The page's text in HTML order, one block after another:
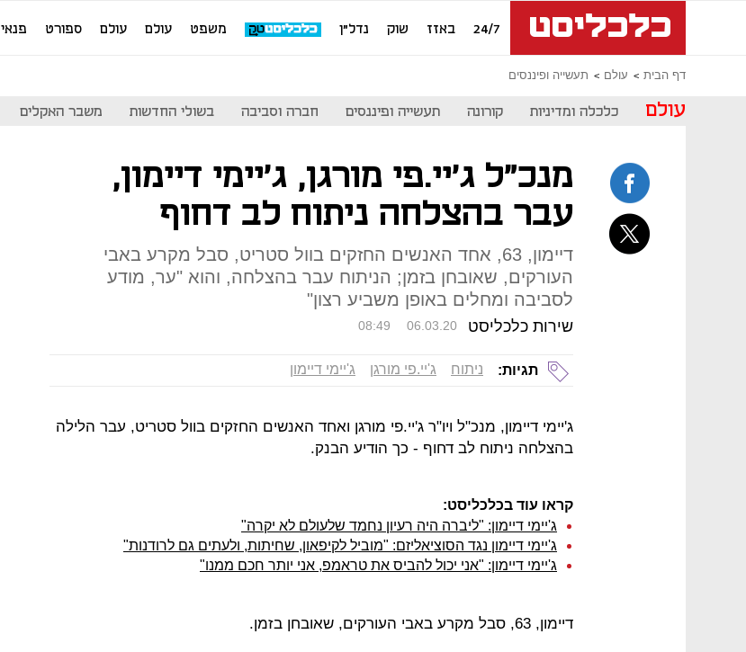
24/7 באזז שוק נדל"ן משפט עולם עולם ספורט פנאי
דף הבית עולם תעשייה ופיננסים
עולם כלכלה ומדיניות קורונה תעשייה ופיננסים חברה וסביבה בשולי החדשות משבר האקלים
מנכ"ל ג'יי.פי מורגן, ג'יימי דיימון,
עבר בהצלחה ניתוח לב דחוף
דיימון, 63, אחד האנשים החזקים בוול סטריט, סבל מקרע באבי
העורקים, שאובחן בזמן; הניתוח עבר בהצלחה, והוא "ער, מודע
לסביבה ומחלים באופן משביע רצון"
שירות כלכליסט 08:49 06.03.20
תגיות: ניתוח ג'יי.פי מורגן ג'יימי דיימון
ג'יימי דיימון, מנכ"ל ויו"ר ג'יי.פי מורגן ואחד האנשים החזקים בוול סטריט, עבר הלילה
בהצלחה ניתוח לב דחוף - כך הודיע הבנק.
קראו עוד בכלכליסט:
ג'יימי דיימון: "ליברה היה רעיון נחמד שלעולם לא יקרה"
ג'יימי דיימון נגד הסוציאליזם: "מוביל לקיפאון, שחיתות, ולעתים גם לרודנות"
ג'יימי דיימון: "אני יכול להביס את טראמפ, אני יותר חכם ממנו"
דיימון, 63, סבל מקרע באבי העורקים, שאובחן בזמן.